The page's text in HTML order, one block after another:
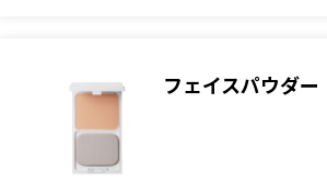
フェイスパウダ